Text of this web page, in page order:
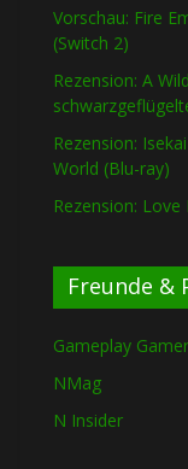
Vorschau: Fire
(Switch 2)
Rezension: A
Rezension:
World (Blu-ray)
Rezension: Love
Freunde &
Gameplay
NMag
N Insider